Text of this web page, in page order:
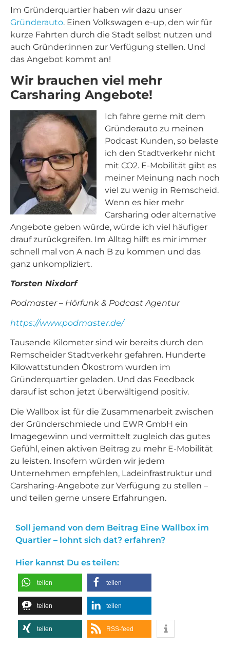
Im Gründerquartier haben wir dazu unser
Gründerauto. Einen Volkswagen e-up, den wir für
kurze Fahrten durch die Stadt selbst nutzen und
auch Gründer:innen zur Verfügung stellen. Und
das Angebot kommt an!
Wir brauchen viel mehr
Carsharing Angebote!
Ich fahre gerne mit dem
Gründerauto zu meinen
Podcast Kunden, so belaste
ich den Stadtverkehr nicht
mit CO2. E-Mobilität gibt es
meiner Meinung nach noch
viel zu wenig in Remscheid.
Wenn es hier mehr
Carsharing oder alternative
Angebote geben würde, würde ich viel häufiger
drauf zurückgreifen. Im Alltag hilft es mir immer
schnell mal von A nach B zu kommen und das
ganz unkompliziert.
Torsten Nixdorf
Podmaster – Hörfunk & Podcast Agentur
https://www.podmaster.de/
Tausende Kilometer sind wir bereits durch den
Remscheider Stadtverkehr gefahren. Hunderte
Kilowattstunden Ökostrom wurden im
Gründerquartier geladen. Und das Feedback
darauf ist schon jetzt überwältigend positiv.
Die Wallbox ist für die Zusammenarbeit zwischen
der Gründerschmiede und EWR GmbH ein
Imagegewinn und vermittelt zugleich das gutes
Gefühl, einen aktiven Beitrag zu mehr E-Mobilität
zu leisten. Insofern würden wir jedem
Unternehmen empfehlen, Ladeinfrastruktur und
Carsharing-Angebote zur Verfügung zu stellen –
und teilen gerne unsere Erfahrungen.
Soll jemand von dem Beitrag Eine Wallbox im
Quartier – lohnt sich dat? erfahren?
Hier kannst Du es teilen:
teilen teilen
teilen teilen
teilen RSS-feed